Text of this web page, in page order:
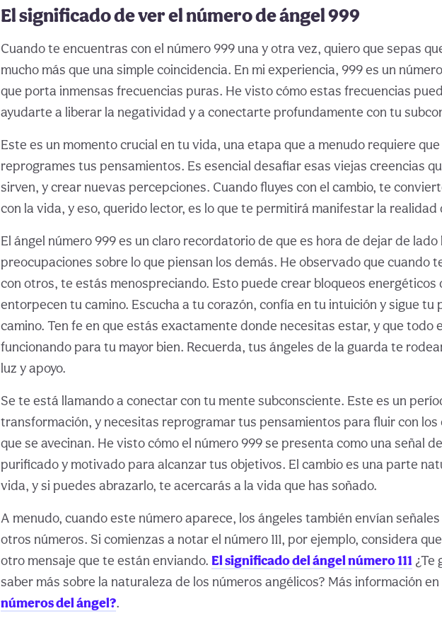
El significado de ver el número de ángel 999
Cuando te encuentras con el número 999 una y otra vez, quiero que sepas
mucho más que una simple coincidencia. En mi experiencia, 999 es un
que porta inmensas frecuencias puras. He visto cómo estas frecuencias
ayudarte a liberar la negatividad y a conectarte profundamente con tu
Este es un momento crucial en tu vida, una etapa que a menudo requiere
reprogrames tus pensamientos. Es esencial desafiar esas viejas creencias
sirven, y crear nuevas percepciones. Cuando fluyes con el cambio, te
con la vida, y eso, querido lector, es lo que te permitirá manifestar la realidad
El ángel número 999 es un claro recordatorio de que es hora de dejar de lado
preocupaciones sobre lo que piensan los demás. He observado que cuando
con otros, te estás menospreciando. Esto puede crear bloqueos energéticos
entorpecen tu camino. Escucha a tu corazón, confía en tu intuición y sigue tu
camino. Ten fe en que estás exactamente donde necesitas estar, y que todo
funcionando para tu mayor bien. Recuerda, tus ángeles de la guarda te
luz y apoyo.
Se te está llamando a conectar con tu mente subconsciente. Este es un
transformación, y necesitas reprogramar tus pensamientos para fluir con los
que se avecinan. He visto cómo el número 999 se presenta como una señal
purificado y motivado para alcanzar tus objetivos. El cambio es una parte
vida, y si puedes abrazarlo, te acercarás a la vida que has soñado.
A menudo, cuando este número aparece, los ángeles también envían
otros números. Si comienzas a notar el número 111, por ejemplo, considera
otro mensaje que te están enviando. El significado del ángel número 111 ¿Te
saber más sobre la naturaleza de los números angélicos? Más información en
números del ángel?.